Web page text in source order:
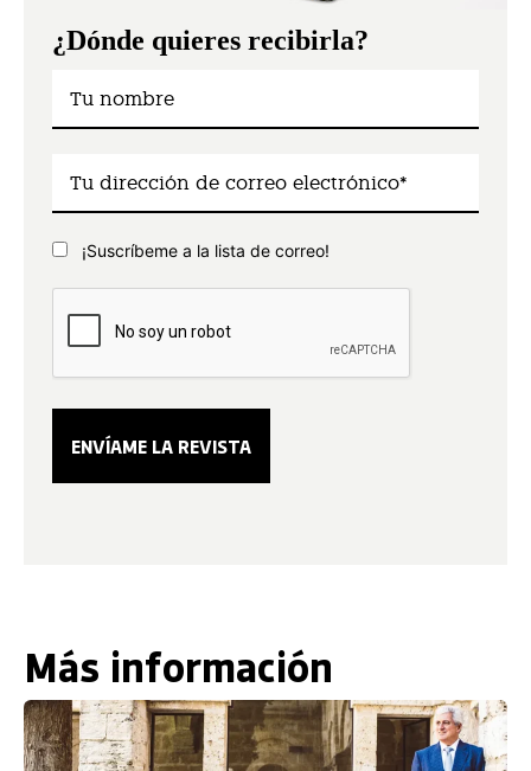
¿Dónde quieres recibirla?
¡Suscríbeme a la lista de correo!
Más información